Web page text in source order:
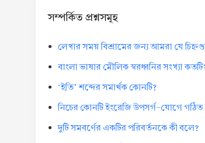
সম্পর্কিত প্রশ্নসমূহ
লেখার সময় বিশ্রামের জন্য আমরা যে
বাংলা ভাষার মৌলিক স্বরধ্বনির সংখ্যা
‘ইতি’ শব্দের সমার্থক কোনটি?
নিচের কোনটি ইংরেজি উপসর্গ-যোগে গঠিত
দুটি সমবর্ণের একটির পরিবর্তনকে কী বলে?